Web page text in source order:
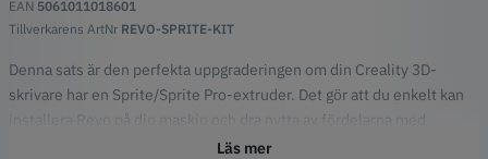
EAN 5061011018601
Tillverkarens ArtNr REVO-SPRITE-KIT
Denna sats är den perfekta uppgraderingen om din Creality 3D-
skrivare har en Sprite/Sprite Pro-extruder. Det gör att du enkelt kan
installera Revo på din maskin och dra nytta av fördelarna med
verktygsfria munstycksbyten vid rumstemperatur med E3Ds hela
Läs mer